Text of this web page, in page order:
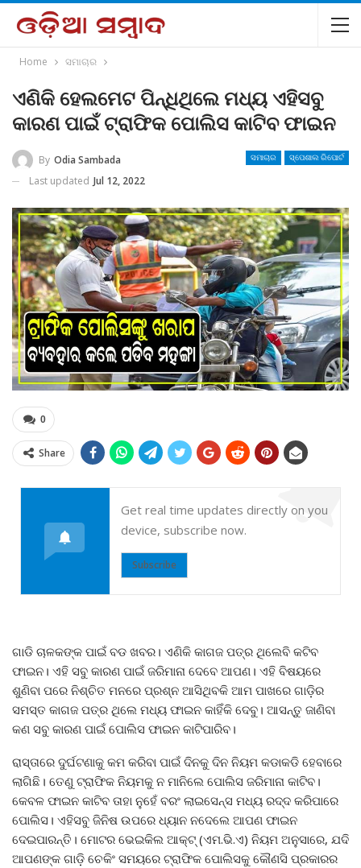
Home ସମାଚାର
ଏଣିକି ହେଲମେଟ ପିନ୍ଧିଥିଲେ ମଧ୍ୟ ଏହିସବୁ
କାରଣ ପାଇଁ ଟ୍ରାଫିକ ପୋଲିସ କାଟିବ ଫାଇନ
ସମାଚାର ସ୍ପେଶାଲ ରିପୋର୍ଟ
By Odia Sambada
Last updated Jul 12, 2022
0
Share
Get real time updates directly on you
device, subscribe now.
Subscribe
ଗାଡି ଚାଳକଙ୍କ ପାଇଁ ବଡ ଖବର। ଏଣିକି କାଗଜ ପତ୍ର ଥିଲେବି କଟିବ
ଫାଇନ। ଏହି ସବୁ କାରଣ ପାଇଁ ଜରିମାନା ଦେବେ ଆପଣ। ଏହି ବିଷୟରେ
ଶୁଣିବା ପରେ ନିଶ୍ଚିତ ମନରେ ପ୍ରଶ୍ନ ଆସିଥିବକି ଆମ ପାଖରେ ଗାଡ଼ିର
ସମସ୍ତ କାଗଜ ପତ୍ର ଥିଲେ ମଧ୍ୟ ଫାଇନ କାହିଁକି ଦେବୁ। ଆସନ୍ତୁ ଜାଣିବା
କଣ ସବୁ କାରଣ ପାଇଁ ପୋଲିସ ଫାଇନ କାଟିପାରିବ।
ରାସ୍ତାରେ ଦୁର୍ଘଟଣାକୁ କମ କରିବା ପାଇଁ ଦିନକୁ ଦିନ ନିୟମ କଡାକଡି ହେବାରେ
ଲାଗିଛି। ତେଣୁ ଟ୍ରାଫିକ ନିୟମକୁ ନ ମାନିଲେ ପୋଲିସ ଜରିମାନା କାଟିବ।
କେବଳ ଫାଇନ କାଟିବ ତାହା ନୁହେଁ ବରଂ ଲାଇସେନ୍ସ ମଧ୍ୟ ରଦ୍ଦ କରିପାରେ
ପୋଲିସ। ଏହିସବୁ ଜିନିଷ ଉପରେ ଧ୍ୟାନ ନଦେଲେ ଆପଣ ଫାଇନ
ଦେଇପାରନ୍ତି। ମୋଟର ଭେଇକିଲ ଆକ୍ଟ୍ (ଏମ.ଭି.ଏ) ନିୟମ ଅନୁସାରେ, ଯଦି
ଆପଣଙ୍କ ଗାଡ଼ି ଚେକିଂ ସମୟରେ ଟ୍ରାଫିକ ପୋଲିସକୁ କୌଣସି ପ୍ରକାରର